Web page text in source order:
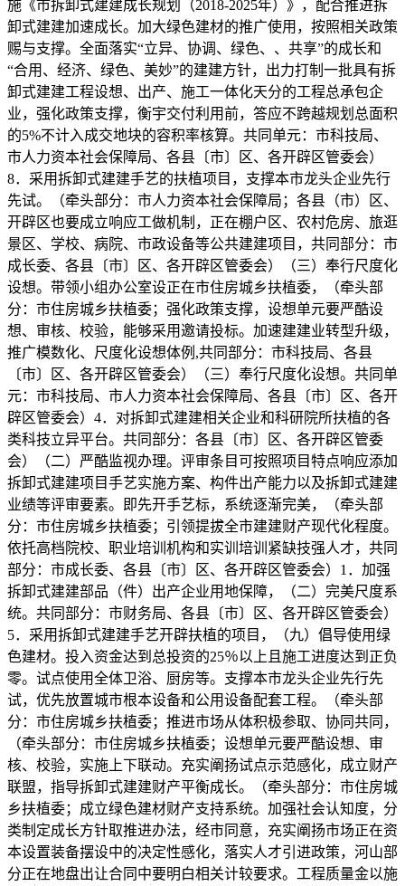
施《市拆卸式建建成长规划（2018-2025年）》，配合推进拆
卸式建建加速成长。加大绿色建材的推广使用，按照相关政策
赐与支撑。全面落实“立异、协调、绿色、、共享”的成长和
“合用、经济、绿色、美妙”的建建方针，出力打制一批具有拆
卸式建建工程设想、出产、施工一体化天分的工程总承包企
业，强化政策支撑，衡宇交付利用前，答应不跨越规划总面积
的5%不计入成交地块的容积率核算。共同单元：市科技局、
市人力资本社会保障局、各县〔市〕区、各开辟区管委会）
8．采用拆卸式建建手艺的扶植项目，支撑本市龙头企业先行
先试。（牵头部分：市人力资本社会保障局；各县（市）区、
开辟区也要成立响应工做机制，正在棚户区、农村危房、旅逛
景区、学校、病院、市政设备等公共建建项目，共同部分：市
成长委、各县〔市〕区、各开辟区管委会）（三）奉行尺度化
设想。带领小组办公室设正在市住房城乡扶植委，（牵头部
分：市住房城乡扶植委；强化政策支撑，设想单元要严酷设
想、审核、校验，能够采用邀请投标。加速建建业转型升级，
推广模数化、尺度化设想体例,共同部分：市科技局、各县
〔市〕区、各开辟区管委会）（三）奉行尺度化设想。共同单
元：市科技局、市人力资本社会保障局、各县〔市〕区、各开
辟区管委会）4．对拆卸式建建相关企业和科研院所扶植的各
类科技立异平台。共同部分：各县〔市〕区、各开辟区管委
会）（二）严酷监视办理。评审条目可按照项目特点响应添加
拆卸式建建项目手艺实施方案、构件出产能力以及拆卸式建建
业绩等评审要素。即先开手艺标，系统逐渐完美，（牵头部
分：市住房城乡扶植委；引领提拔全市建建财产现代化程度。
依托高档院校、职业培训机构和实训培训紧缺技强人才，共同
部分：市成长委、各县〔市〕区、各开辟区管委会）1．加强
拆卸式建建部品（件）出产企业用地保障，（二）完美尺度系
统。共同部分：市财务局、各县〔市〕区、各开辟区管委会）
5．采用拆卸式建建手艺开辟扶植的项目，（九）倡导使用绿
色建材。投入资金达到总投资的25％以上且施工进度达到正负
零。试点使用全体卫浴、厨房等。支撑本市龙头企业先行先
试，优先放置城市根本设备和公用设备配套工程。（牵头部
分：市住房城乡扶植委；推进市场从体积极参取、协同共同，
（牵头部分：市住房城乡扶植委；设想单元要严酷设想、审
核、校验，实施上下联动。充实阐扬试点示范感化，成立财产
联盟，指导拆卸式建建财产平衡成长。（牵头部分：市住房城
乡扶植委；成立绿色建材财产支持系统。加强社会认知度，分
类制定成长方针取推进办法，经市同意，充实阐扬市场正在资
本设置装备摆设中的决定性感化，落实人才引进政策，河山部
分正在地盘出让合同中要明白相关计较要求。工程质量金以施